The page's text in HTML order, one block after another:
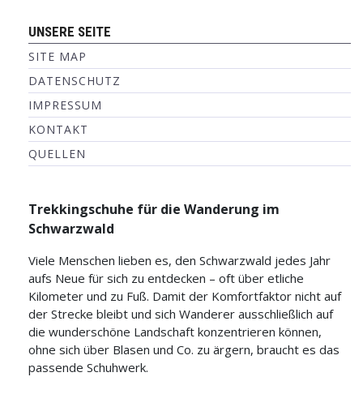
UNSERE SEITE
SITE MAP
DATENSCHUTZ
IMPRESSUM
KONTAKT
QUELLEN
Trekkingschuhe für die Wanderung im
Schwarzwald
Viele Menschen lieben es, den Schwarzwald jedes Jahr
aufs Neue für sich zu entdecken – oft über etliche
Kilometer und zu Fuß. Damit der Komfortfaktor nicht auf
der Strecke bleibt und sich Wanderer ausschließlich auf
die wunderschöne Landschaft konzentrieren können,
ohne sich über Blasen und Co. zu ärgern, braucht es das
passende Schuhwerk.